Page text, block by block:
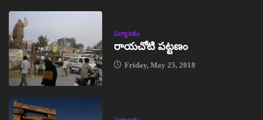
పర్యాటకం
రాయచోటి పట్టణం
Friday, May 25, 2018